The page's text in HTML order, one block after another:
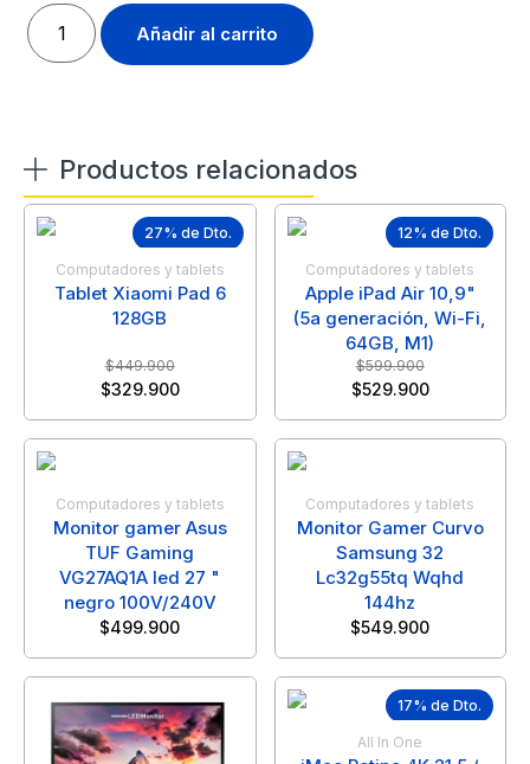
Añadir al carrito
Productos relacionados
27% de Dto.
Computadores y tablets
Tablet Xiaomi Pad 6
128GB
$449.900
$329.900
12% de Dto.
Computadores y tablets
Apple iPad Air 10,9"
(5a generación, Wi-Fi,
64GB, M1)
$599.900
$529.900
Computadores y tablets
Monitor gamer Asus
TUF Gaming
VG27AQ1A led 27 "
negro 100V/240V
$499.900
Computadores y tablets
Monitor Gamer Curvo
Samsung 32
Lc32g55tq Wqhd
144hz
$549.900
17% de Dto.
All In One